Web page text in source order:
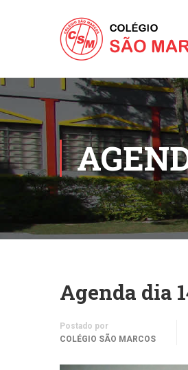
Agenda dia
Postado por
COLÉGIO SÃO MARCOS